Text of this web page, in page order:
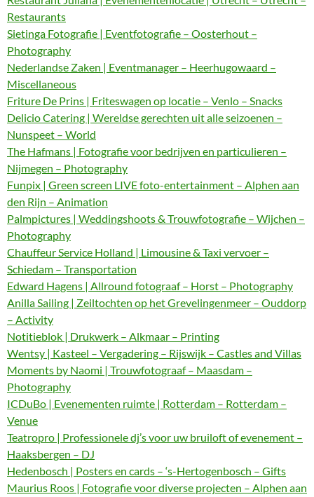
Restaurants
Sietinga Fotografie | Eventfotografie – Oosterhout –
Photography
Nederlandse Zaken | Eventmanager – Heerhugowaard –
Miscellaneous
Friture De Prins | Friteswagen op locatie – Venlo – Snacks
Delicio Catering | Wereldse gerechten uit alle seizoenen –
Nunspeet – World
The Hafmans | Fotografie voor bedrijven en particulieren –
Nijmegen – Photography
Funpix | Green screen LIVE foto-entertainment – Alphen aan
den Rijn – Animation
Palmpictures | Weddingshoots & Trouwfotografie – Wijchen –
Photography
Chauffeur Service Holland | Limousine & Taxi vervoer –
Schiedam – Transportation
Edward Hagens | Allround fotograaf – Horst – Photography
Anilla Sailing | Zeiltochten op het Grevelingenmeer – Ouddorp
– Activity
Notitieblok | Drukwerk – Alkmaar – Printing
Wentsy | Kasteel – Vergadering – Rijswijk – Castles and Villas
Moments by Naomi | Trouwfotograaf – Maasdam –
Photography
ICDuBo | Evenementen ruimte | Rotterdam – Rotterdam –
Venue
Teatropro | Professionele dj’s voor uw bruiloft of evenement –
Haaksbergen – DJ
Hedenbosch | Posters en cards – ‘s-Hertogenbosch – Gifts
Maurius Roos | Fotografie voor diverse projecten – Alphen aan